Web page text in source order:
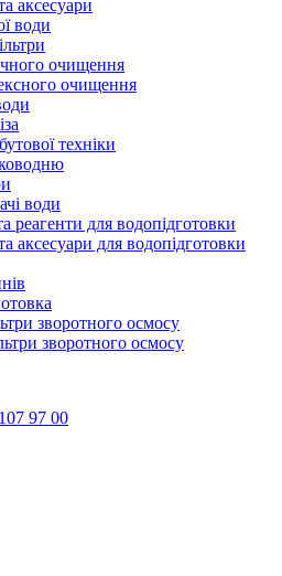
аксесуари
води
очищення
очищення
техніки
води
реагенти для водопідготовки
аксесуари для водопідготовки
зворотного осмосу
зворотного осмосу
97 00